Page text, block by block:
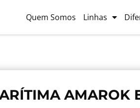
Quem Somos Linhas
AMAROK